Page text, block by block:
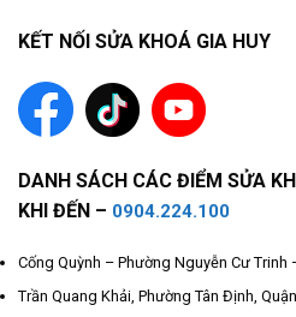
KẾT NỐI SỬA KHOÁ GIA HUY
DANH SÁCH CÁC ĐIỂM SỬA
KHI ĐẾN – 0904.224.100
Cống Quỳnh – Phường Nguyễn Cư Trinh
Trần Quang Khải, Phường Tân Định,